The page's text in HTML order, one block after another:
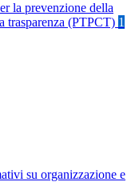
la prevenzione della
trasparenza (PTPCT) 1
su organizzazione e